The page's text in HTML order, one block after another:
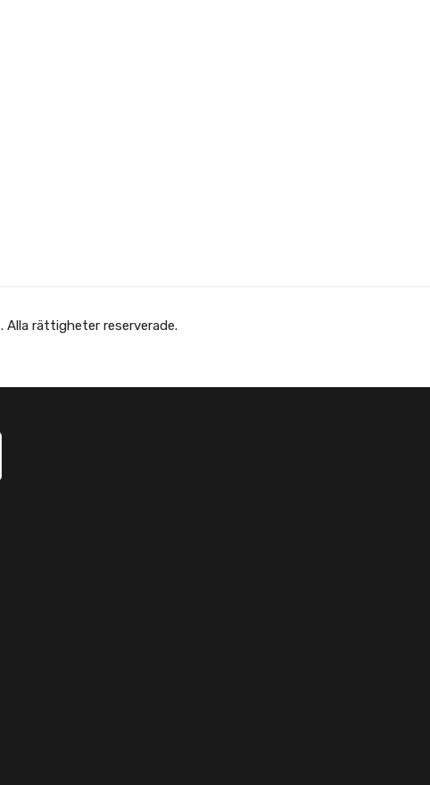
Copyright © Afghanska Föreningen - انجمن افغانها در سویدن. Alla rättigheter reserverade.